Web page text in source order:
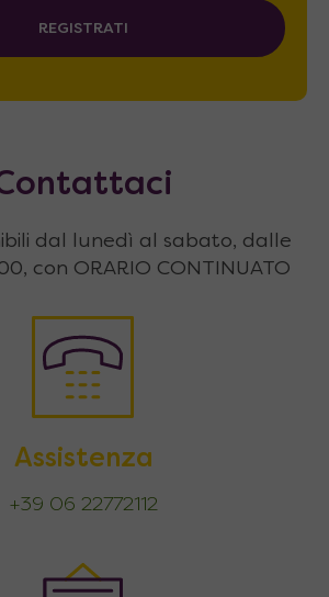
REGISTRATI
dal lunedì al sabato, dalle
con ORARIO CONTINUATO
Assistenza
+39 06 22772112